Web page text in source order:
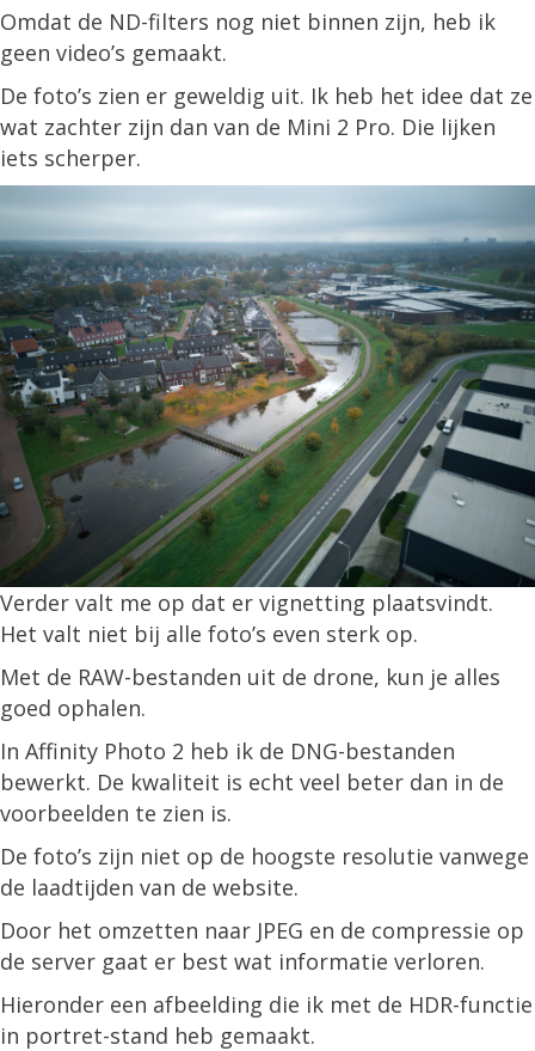
Omdat de ND-filters nog niet binnen zijn, heb ik
geen video’s gemaakt.
De foto’s zien er geweldig uit. Ik heb het idee dat ze
wat zachter zijn dan van de Mini 2 Pro. Die lijken
iets scherper.
Verder valt me op dat er vignetting plaatsvindt.
Het valt niet bij alle foto’s even sterk op.
Met de RAW-bestanden uit de drone, kun je alles
goed ophalen.
In Affinity Photo 2 heb ik de DNG-bestanden
bewerkt. De kwaliteit is echt veel beter dan in de
voorbeelden te zien is.
De foto’s zijn niet op de hoogste resolutie vanwege
de laadtijden van de website.
Door het omzetten naar JPEG en de compressie op
de server gaat er best wat informatie verloren.
Hieronder een afbeelding die ik met de HDR-functie
in portret-stand heb gemaakt.